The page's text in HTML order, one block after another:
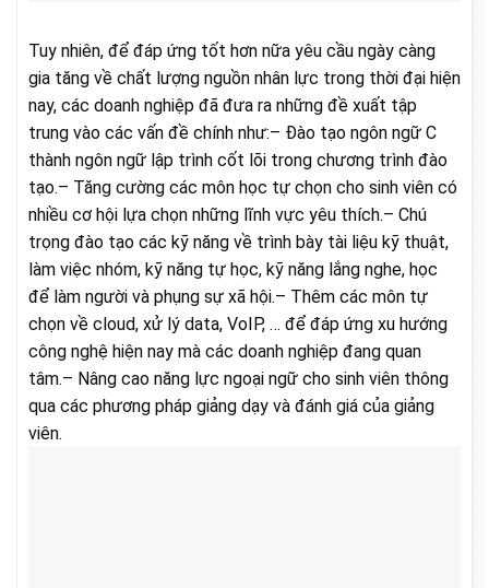
Tuy nhiên, để đáp ứng tốt hơn nữa yêu cầu ngày càng
gia tăng về chất lượng nguồn nhân lực trong thời đại hiện
nay, các doanh nghiệp đã đưa ra những đề xuất tập
trung vào các vấn đề chính như:– Đào tạo ngôn ngữ C
thành ngôn ngữ lập trình cốt lõi trong chương trình đào
tạo.– Tăng cường các môn học tự chọn cho sinh viên có
nhiều cơ hội lựa chọn những lĩnh vực yêu thích.– Chú
trọng đào tạo các kỹ năng về trình bày tài liệu kỹ thuật,
làm việc nhóm, kỹ năng tự học, kỹ năng lắng nghe, học
để làm người và phụng sự xã hội.– Thêm các môn tự
chọn về cloud, xử lý data, VoIP, … để đáp ứng xu hướng
công nghệ hiện nay mà các doanh nghiệp đang quan
tâm.– Nâng cao năng lực ngoại ngữ cho sinh viên thông
qua các phương pháp giảng dạy và đánh giá của giảng
viên.